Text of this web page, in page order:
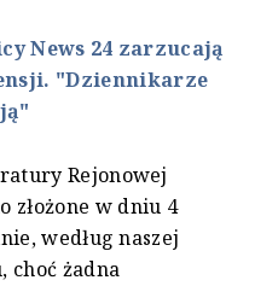
News 24 zarzucają
"Dziennikarze
Rejonowej
złożone w dniu 4
według naszej
choć żadna